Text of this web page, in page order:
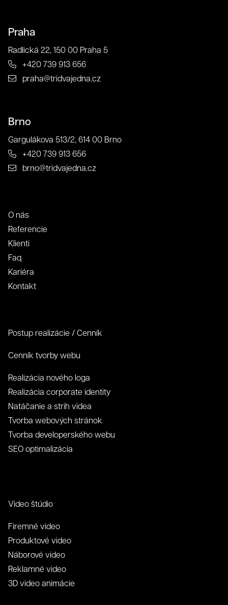
Praha
Radlická 22, 150 00 Praha 5
+420 739 913 656
praha@tridvajedna.cz
Brno
Gargulákova 513/2, 614 00 Brno
+420 739 913 656
brno@tridvajedna.cz
O nás
Referencie
Klienti
Faq
Kariéra
Kontakt
Postup realizácie / Cenník
Cenník tvorby webu
Realizácia nového loga
Realizácia corporate identity
Natáčanie a strih videa
Tvorba webových stránok
Tvorba developerského webu
SEO optimalizácia
Video štúdio
Firemné video
Produktové video
Náborové video
Reklamné video
3D video animácie